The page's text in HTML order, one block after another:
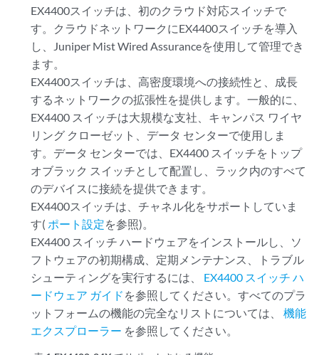
EX4400スイッチは、初のクラウド対応スイッチで
す。クラウドネットワークにEX4400スイッチを導入
し、Juniper Mist Wired Assuranceを使用して管理でき
ます。
EX4400スイッチは、高密度環境への接続性と、成長
するネットワークの拡張性を提供します。一般的に、
EX4400 スイッチは大規模な支社、キャンパス ワイヤ
リング クローゼット、データ センターで使用しま
す。データ センターでは、EX4400 スイッチをトップ
オブラック スイッチとして配置し、ラック内のすべて
のデバイスに接続を提供できます。
EX4400スイッチは、チャネル化をサポートしていま
す( ポート設定を参照)。
EX4400 スイッチ ハードウェアをインストールし、ソ
フトウェアの初期構成、定期メンテナンス、トラブル
シューティングを実行するには、 EX4400 スイッチ ハ
ードウェア ガイド を参照してください。すべてのプラ
ットフォームの機能の完全なリストについては、機能
エクスプローラー を参照してください。